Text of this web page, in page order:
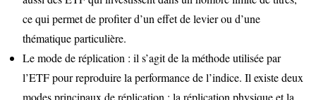
ce qui permet de profiter d’un effet de levier ou d’une
thématique particulière.
Le mode de réplication : il s’agit de la méthode utilisée par
l’ETF pour reproduire la performance de l’indice. Il existe deux
modes principaux de réplication : la réplication physique et la